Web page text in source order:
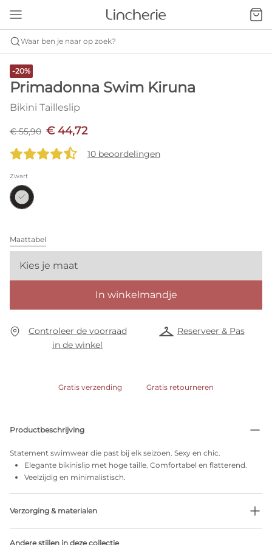
Waar ben je naar op zoek?
-20%
Primadonna Swim Kiruna
Bikini Tailleslip
€ 55,90 € 44,72
10 beoordelingen
Zwart
Maattabel
Kies je maat
In winkelmandje
Controleer de voorraad
in de winkel
Reserveer & Pas
Gratis verzending Gratis retourneren
Productbeschrijving
Statement swimwear die past bij elk seizoen. Sexy en chic.
Elegante bikinislip met hoge taille. Comfortabel en flatterend.
Veelzijdig en minimalistisch.
Verzorging & materialen
Andere stijlen in deze collectie